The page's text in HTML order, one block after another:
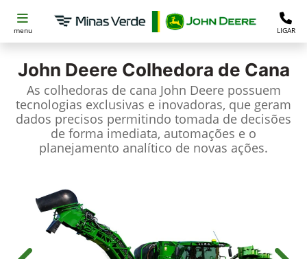
menu LIGAR
John Deere Colhedora de Cana
As colhedoras de cana John Deere possuem
tecnologias exclusivas e inovadoras, que geram
dados precisos permitindo tomada de decisões
de forma imediata, automações e o
planejamento analítico de novas ações.